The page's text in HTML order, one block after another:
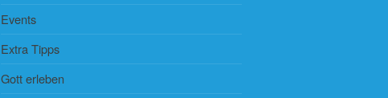
Events
Extra Tipps
Gott erleben